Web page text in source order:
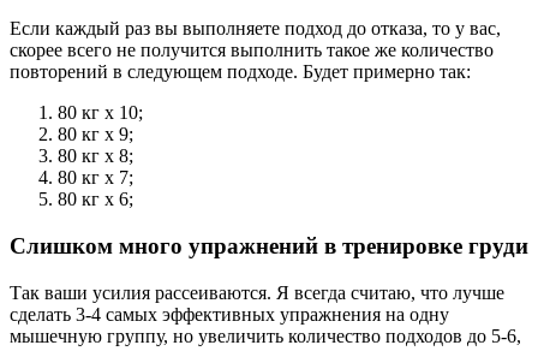
Если каждый раз вы выполняете подход до отказа, то у вас,
скорее всего не получится выполнить такое же количество
повторений в следующем подходе. Будет примерно так:
80 кг х 10;
80 кг х 9;
80 кг х 8;
80 кг х 7;
80 кг х 6;
Слишком много упражнений в тренировке груди
Так ваши усилия рассеиваются. Я всегда считаю, что лучше
сделать 3-4 самых эффективных упражнения на одну
мышечную группу, но увеличить количество подходов до 5-6,